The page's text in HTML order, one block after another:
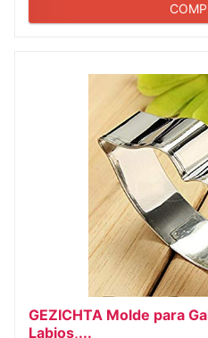
GEZICHTA Molde para
Labios,...